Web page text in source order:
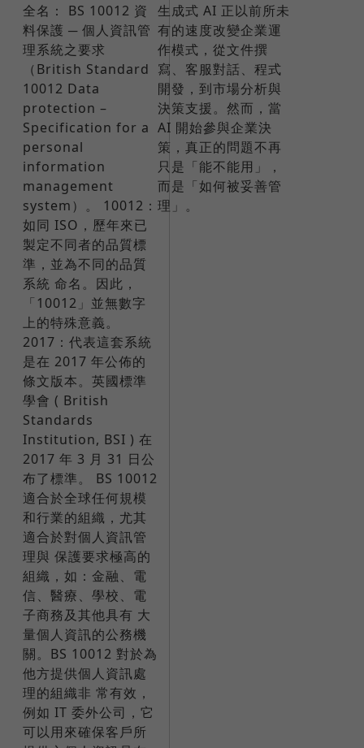
全名： BS 10012 資
料保護 ─ 個人資訊管
理系統之要求
（British Standard
10012 Data
protection –
Specification for a
personal
information
management
system）。 10012：
如同 ISO，歷年來已
製定不同者的品質標
準，並為不同的品質
系統 命名。因此，
「10012」並無數字
上的特殊意義。
2017：代表這套系統
是在 2017 年公佈的
條文版本。英國標準
學會 ( British
Standards
Institution, BSI ) 在
2017 年 3 月 31 日公
布了標準。 BS 10012
適合於全球任何規模
和行業的組織，尤其
適合於對個人資訊管
理與 保護要求極高的
組織，如：金融、電
信、醫療、學校、電
子商務及其他具有 大
量個人資訊的公務機
關。BS 10012 對於為
他方提供個人資訊處
理的組織非 常有效，
例如 IT 委外公司，它
可以用來確保客戶所
生成式 AI 正以前所未
有的速度改變企業運
作模式，從文件撰
寫、客服對話、程式
開發，到市場分析與
決策支援。然而，當
AI 開始參與企業決
策，真正的問題不再
只是「能不能用」，
而是「如何被妥善管
理」。